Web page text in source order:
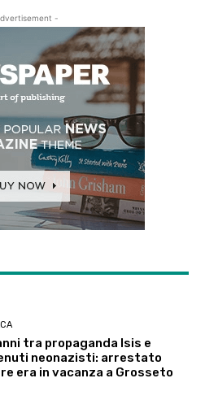
-
tra propaganda Isis e
neonazisti: arrestato
era in vacanza a Grosseto